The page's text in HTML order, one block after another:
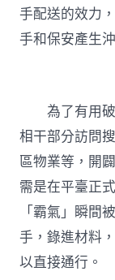
手配送的效力
手和保安產生
為了有用
相干部分訪問
區物業等，開
需是在平臺正
「霸氣」瞬間
手，錄進材料
以直接通行。